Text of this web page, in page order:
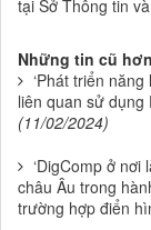
tại Sở Thông tin
Những tin cũ hơn
‘Phát triển
liên quan sử dụng
(11/02/2024)
‘DigComp ở
châu Âu trong
trường hợp điển